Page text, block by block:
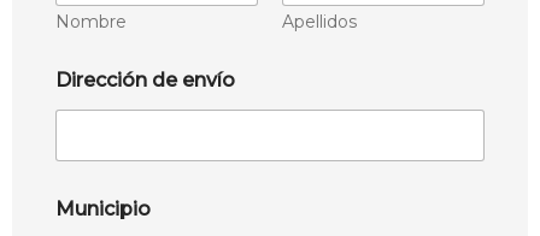
Nombre Apellidos
Dirección de envío
Municipio